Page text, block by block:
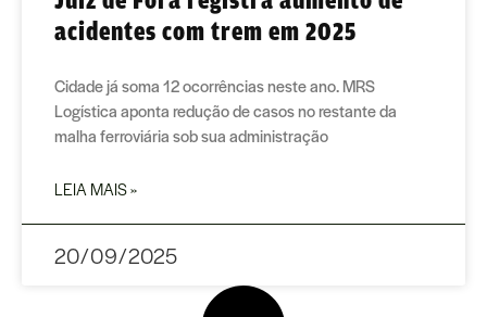
acidentes com trem em 2025
Cidade já soma 12 ocorrências neste ano. MRS
Logística aponta redução de casos no restante da
malha ferroviária sob sua administração
LEIA MAIS »
20/09/2025